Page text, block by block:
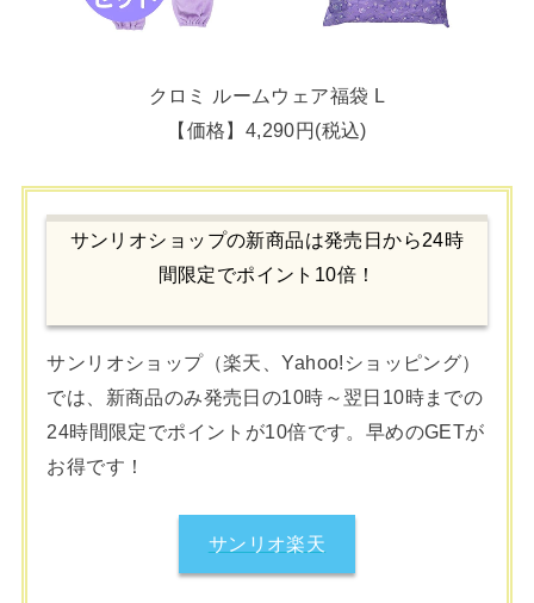
クロミ ルームウェア福袋 L
【価格】4,290円(税込)
サンリオショップの新商品は発売日から24時
間限定でポイント10倍！
サンリオショップ（楽天、Yahoo!ショッピング）
では、新商品のみ発売日の10時～翌日10時までの
24時間限定でポイントが10倍です。早めのGETが
お得です！
サンリオ楽天